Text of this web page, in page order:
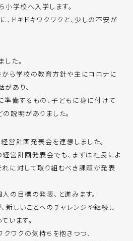
小学校へ入学します。
、ドキドキワクワクと、少しの不安が
た。
ら学校の教育方針や主にコロナに
あり、
備するもの、子どもに身に付けて
説明がありました。
営計画発表会を連想しました。
営計画発表会でも、まずは社長によ
に対して取り組むべき課題が発表
の目標の発表、と進みます。
新しいことへのチャレンジや継続し
います。
クワクの気持ちを抱きつつ、